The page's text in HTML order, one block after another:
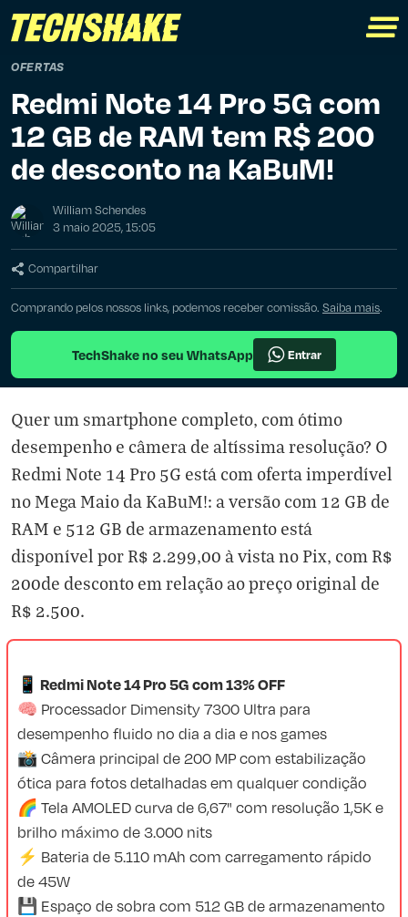
OFERTAS
Redmi Note 14 Pro 5G com
12 GB de RAM tem R$ 200
de desconto na KaBuM!
William Schendes
3 maio 2025, 15:05
Compartilhar
Comprando pelos nossos links, podemos receber comissão. Saiba mais.
TechShake no seu WhatsApp Entrar
Quer um smartphone completo, com ótimo
desempenho e câmera de altíssima resolução? O
Redmi Note 14 Pro 5G está com oferta imperdível
no Mega Maio da KaBuM!: a versão com 12 GB de
RAM e 512 GB de armazenamento está
disponível por R$ 2.299,00 à vista no Pix, com R$
200de desconto em relação ao preço original de
R$ 2.500.
📱 Redmi Note 14 Pro 5G com 13% OFF
🧠 Processador Dimensity 7300 Ultra para
desempenho fluido no dia a dia e nos games
📸 Câmera principal de 200 MP com estabilização
ótica para fotos detalhadas em qualquer condição
🌈 Tela AMOLED curva de 6,67" com resolução 1,5K e
brilho máximo de 3.000 nits
⚡ Bateria de 5.110 mAh com carregamento rápido
de 45W
💾 Espaço de sobra com 512 GB de armazenamento